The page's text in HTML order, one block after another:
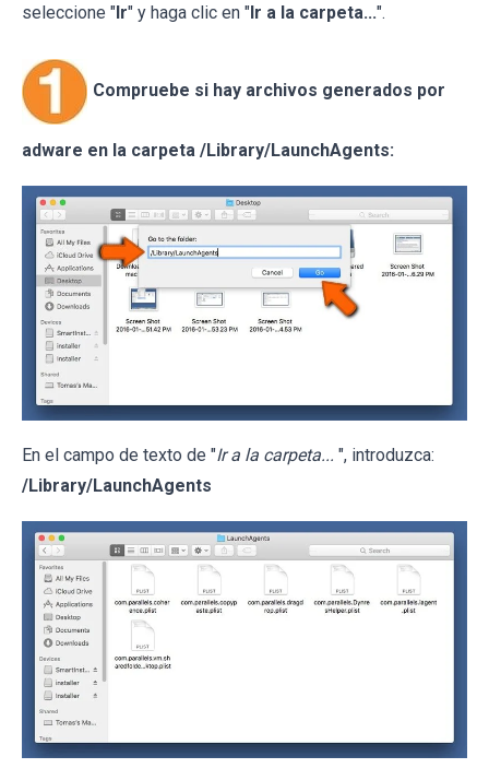
seleccione "Ir" y haga clic en "Ir a la carpeta...".
Compruebe si hay archivos generados por
adware en la carpeta /Library/LaunchAgents:
En el campo de texto de "Ir a la carpeta... ", introduzca:
/Library/LaunchAgents